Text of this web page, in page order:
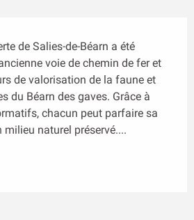
de Salies-de-Béarn a été
voie de chemin de fer et
de valorisation de la faune et
du Béarn des gaves. Grâce à
chacun peut parfaire sa
milieu naturel préservé....